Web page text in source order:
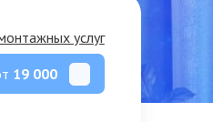
услуг
19 000